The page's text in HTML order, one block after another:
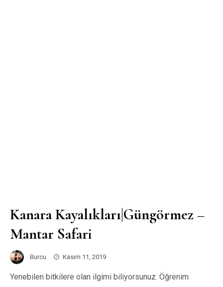
Kanara Kayalıkları|Güngörmez –
Mantar Safari
Burcu Kasım 11, 2019
Yenebilen bitkilere olan ilgimi biliyorsunuz. Öğrenim